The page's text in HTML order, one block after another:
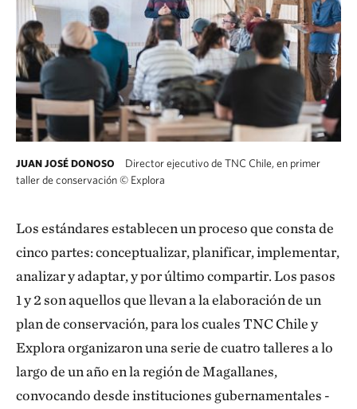
JUAN JOSÉ DONOSO
Director ejecutivo de TNC Chile, en primer
taller de conservación© Explora
Los estándares establecen un proceso que consta de
cinco partes: conceptualizar, planificar, implementar,
analizar y adaptar, y por último compartir. Los pasos
1 y 2 son aquellos que llevan a la elaboración de un
plan de conservación, para los cuales TNC Chile y
Explora organizaron una serie de cuatro talleres a lo
largo de un año en la región de Magallanes,
convocando desde instituciones gubernamentales -